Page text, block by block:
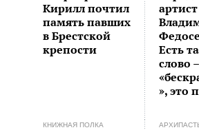
Кирилл почтил
память павших
в Брестской
крепости
Есть
слово –
», это
КНИЖНАЯ ПОЛКА